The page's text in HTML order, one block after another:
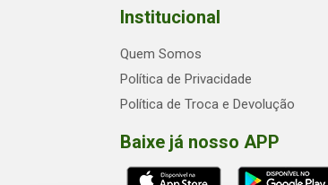
Institucional
Quem Somos
Política de Privacidade
Política de Troca e Devolução
Baixe já nosso APP